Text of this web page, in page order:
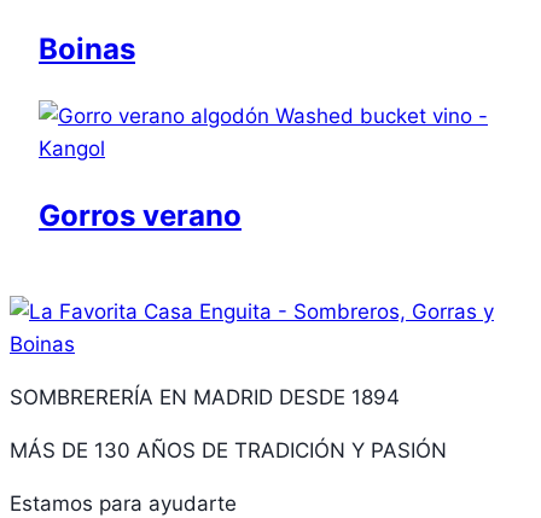
Boinas
Gorros verano
SOMBRERERÍA EN MADRID DESDE 1894
MÁS DE 130 AÑOS DE TRADICIÓN Y PASIÓN
Estamos para ayudarte